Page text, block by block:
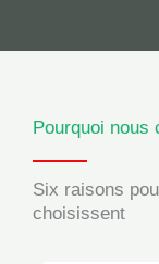
Pourquoi nous
Six raisons
choisissent